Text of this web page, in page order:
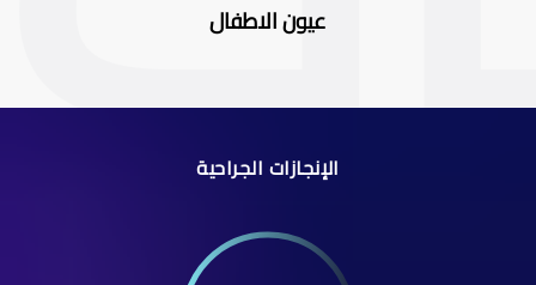
عيون الاطفال
الإنجازات الجراحية